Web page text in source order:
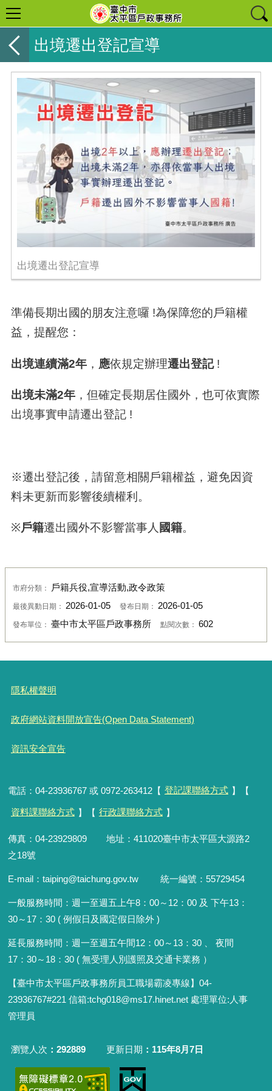
出境遷出登記宣導
出境遷出登記宣導
準備長期出國的朋友注意囉 !為保障您的戶籍權
益，提醒您：
出境連續滿2年， 應依規定辦理遷出登記!
出境未滿2年，但確定長期居住國外，也可依實際
出境事實申請遷出登記!
※遷出登記後，請留意相關戶籍權益，避免因資
料未更新而影響後續權利。
※戶籍遷出國外不影響當事人 國籍。
市府分類： 戶籍兵役,宣導活動,政令政策
最後異動日期： 2026-01-05 發布日期： 2026-01-05
發布單位： 臺中市太平區戶政事務所 點閱次數： 602
隱私權聲明
政府網站資料開放宣告(Open Data Statement)
資訊安全宣告
電話：04-23936767 或 0972-263412【 登記課聯絡方式 】【
資料課聯絡方式 】【 行政課聯絡方式 】
傳真：04-23929809 地址：411020臺中市太平區大源路2
之18號
E-mail：taiping@taichung.gov.tw 統一編號：55729454
一般服務時間： 週一至週五上午8：00～12：00 及 下午13：
30～17：30 ( 例假日及國定假日除外 )
延長服務時間：週一至週五午間12：00～ 13：30 、 夜間
17：30～ 18：30 ( 無受理人別護照及交通卡業務 ）
【臺中市太平區戶政事務所員工職場霸凌專線】04-
23936767#221 信箱:tchg018@ms17.hinet.net 處理單位:人事
管理員
瀏覽人次 292889 更新日期 115年8月7日